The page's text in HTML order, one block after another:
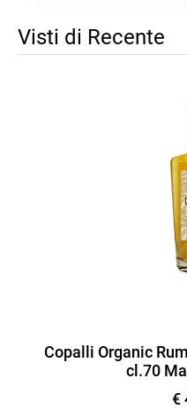
Visti di Recente
Copalli Organic
cl.70
€